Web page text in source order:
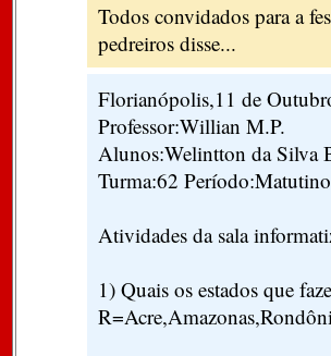
Todos convidados para a
pedreiros disse...
Florianópolis,11 de
Professor:Willian M.P.
Alunos:Welintton da Silva
Turma:62 Período:Matutino
Atividades da sala
1) Quais os estados que